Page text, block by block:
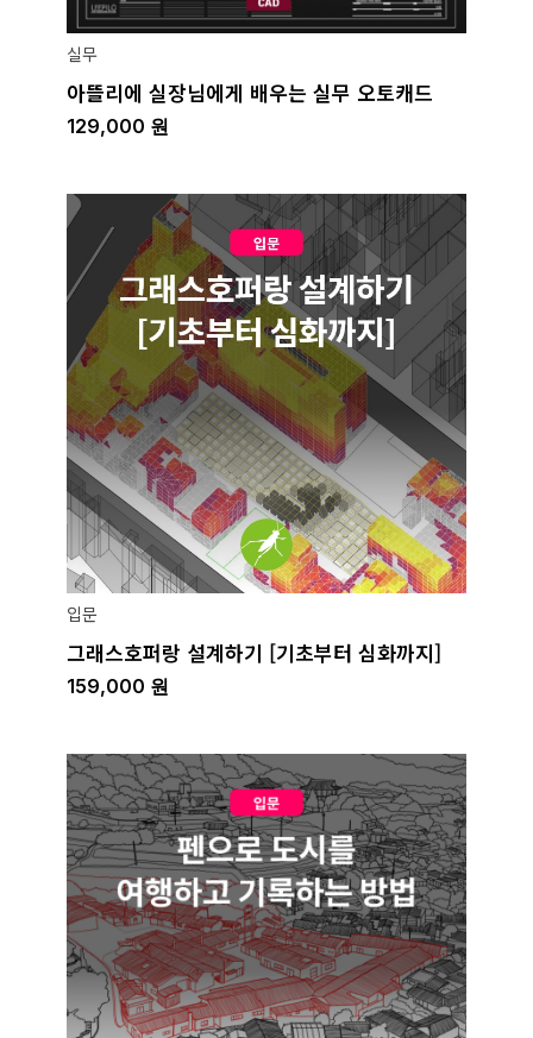
실무
아뜰리에 실장님에게 배우는 실무 오토캐드
129,000 원
입문
그래스호퍼랑 설계하기 [기초부터 심화까지]
159,000 원